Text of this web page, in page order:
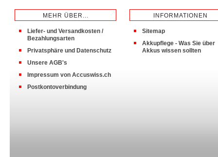
MEHR ÜBER...
Liefer- und Versandkosten /
Bezahlungsarten
Privatsphäre und Datenschutz
Unsere AGB's
Impressum von Accuswiss.ch
Postkontoverbindung
INFORMATIONEN
Sitemap
Akkupflege - Was Sie über
Akkus wissen sollten